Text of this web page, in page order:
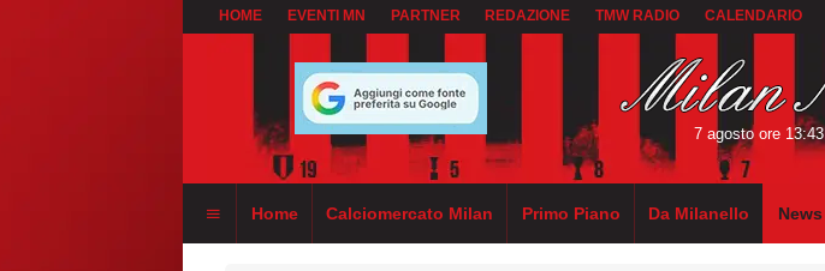
HOME EVENTI MN PARTNER REDAZIONE TMW RADIO CALENDARIO
7 agosto ore 13:43
Home Calciomercato Milan Primo Piano Da Milanello News